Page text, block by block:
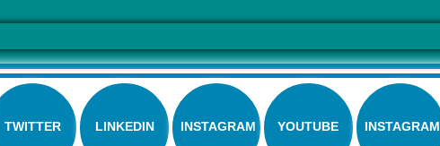
TWITTER LINKEDIN INSTAGRAM YOUTUBE INSTAGRAM